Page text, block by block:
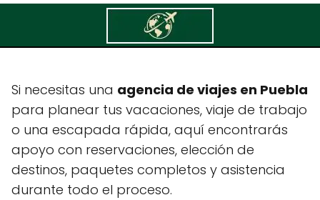
Best Adventure Puebla
Si necesitas una agencia de viajes en Puebla
para planear tus vacaciones, viaje de trabajo
o una escapada rápida, aquí encontrarás
apoyo con reservaciones, elección de
destinos, paquetes completos y asistencia
durante todo el proceso.